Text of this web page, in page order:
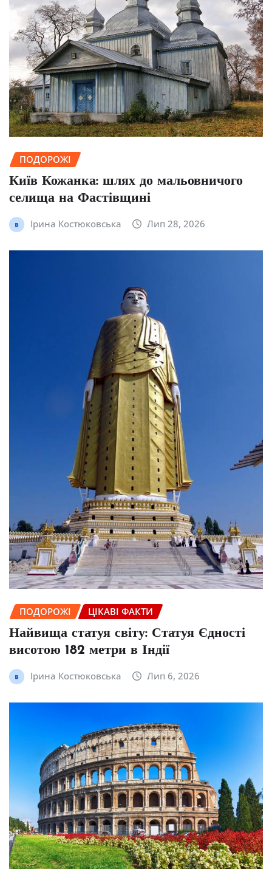
ПОДОРОЖІ
Київ Кожанка: шлях до мальовничого
селища на Фастівщині
Ірина Костюковська Лип 28, 2026
ПОДОРОЖІ ЦІКАВІ ФАКТИ
Найвища статуя світу: Статуя Єдності
висотою 182 метри в Індії
Ірина Костюковська Лип 6, 2026